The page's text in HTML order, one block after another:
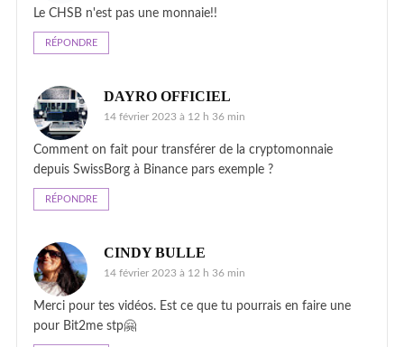
Le CHSB n'est pas une monnaie!!
RÉPONDRE
DAYRO OFFICIEL
14 février 2023 à 12 h 36 min
Comment on fait pour transférer de la cryptomonnaie
depuis SwissBorg à Binance pars exemple ?
RÉPONDRE
CINDY BULLE
14 février 2023 à 12 h 36 min
Merci pour tes vidéos. Est ce que tu pourrais en faire une
pour Bit2me stp🤗